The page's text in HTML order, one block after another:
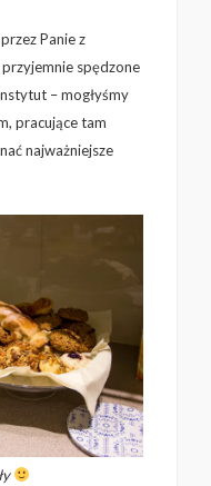
Panie z
spędzone
– mogłyśmy
pracujące tam
najważniejsze